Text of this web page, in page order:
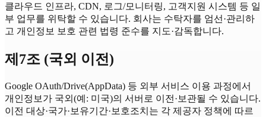
클라우드 인프라, CDN, 로그/모니터링, 고객지원 시스템 등 일
부 업무를 위탁할 수 있습니다. 회사는 수탁자를 엄선·관리하
고 개인정보 보호 관련 법령 준수를 지도·감독합니다.
제7조 (국외 이전)
Google OAuth/Drive(AppData) 등 외부 서비스 이용 과정에서
개인정보가 국외(예: 미국)의 서버로 이전·보관될 수 있습니다.
이전 대상·국가·보유기간·보호조치는 각 제공자 정책에 따르